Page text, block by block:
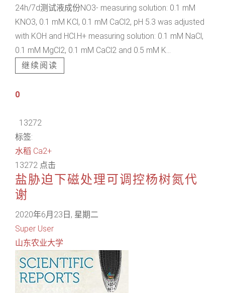
24h/7d测试液成份NO3- measuring solution: 0.1 mM
KNO3, 0.1 mM KCl, 0.1 mM CaCl2, pH 5.3 was adjusted
with KOH and HCl.H+ measuring solution: 0.1 mM NaCl,
0.1 mM MgCl2, 0.1 mM CaCl2 and 0.5 mM K...
继续阅读
0
13272
标签:
水稻 Ca2+
13272 点击
盐胁迫下磁处理可调控杨树氮代
谢
2020年6月23日, 星期二
Super User
山东农业大学